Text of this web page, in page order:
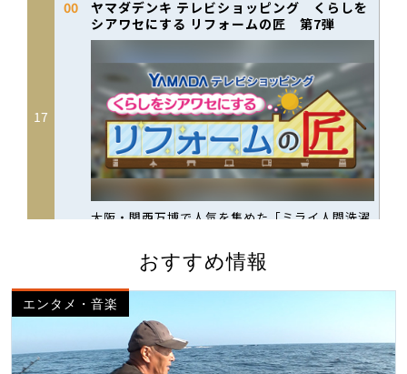
おすすめ情報
エンタメ・音楽